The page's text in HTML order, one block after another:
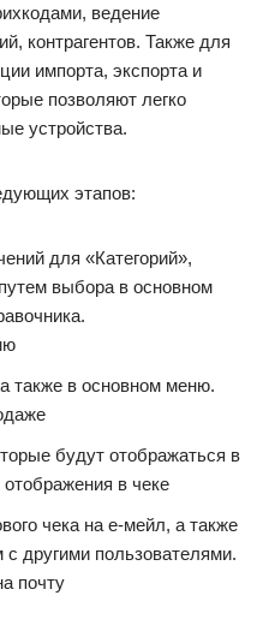
ведение
контрагентов. Также для
импорта, экспорта и
позволяют легко
устройства.
этапов:
для «Категорий»,
выбора в основном
также в основном меню.
будут отображаться в
чека на е-мейл, а также
другими пользователями.